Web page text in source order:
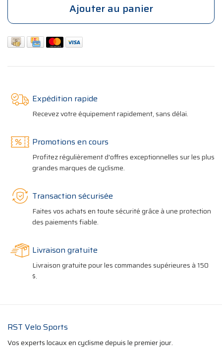
Ajouter au panier
Expédition rapide
Recevez votre équipement rapidement, sans délai.
Promotions en cours
Profitez régulièrement d'offres exceptionnelles sur les plus
grandes marques de cyclisme.
Transaction sécurisée
Faites vos achats en toute sécurité grâce à une protection
des paiements fiable.
Livraison gratuite
Livraison gratuite pour les commandes supérieures à 150
$.
RST Velo Sports
Vos experts locaux en cyclisme depuis le premier jour.